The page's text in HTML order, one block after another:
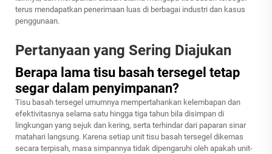
terus mendapatkan penerimaan luas di berbagai industri dan kasus
penggunaan.
Pertanyaan yang Sering Diajukan
Berapa lama tisu basah tersegel tetap
segar dalam penyimpanan?
Tisu basah tersegel umumnya mempertahankan kelembapan dan
efektivitasnya selama satu hingga tiga tahun bila disimpan di
lingkungan yang sejuk dan kering, serta terhindar dari paparan sinar
matahari langsung. Karena setiap unit tisu basah tersegel dikemas
secara terpisah, masa simpannya tidak dipengaruhi oleh apakah unit-